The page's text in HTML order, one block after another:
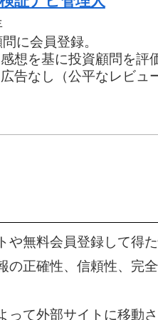
に会員登録。
想を基に投資顧問を評
告なし（公平なレビュ
や無料会員登録して得
の正確性、信頼性、完
って外部サイトに移動